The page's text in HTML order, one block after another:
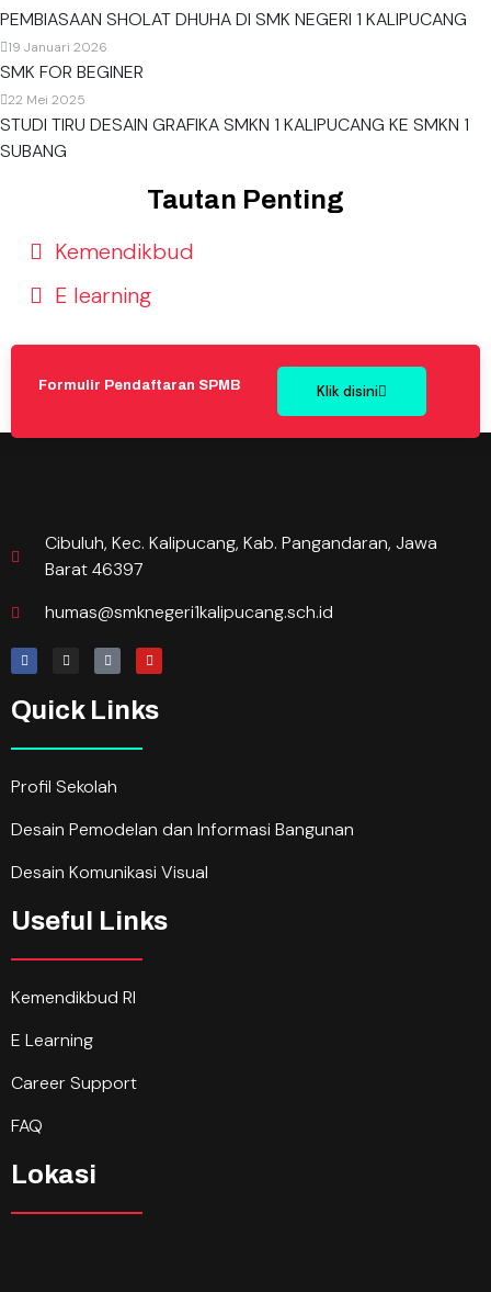
PEMBIASAAN SHOLAT DHUHA DI SMK NEGERI 1 KALIPUCANG
19 Januari 2026
SMK FOR BEGINER
22 Mei 2025
STUDI TIRU DESAIN GRAFIKA SMKN 1 KALIPUCANG KE SMKN 1
SUBANG
Tautan Penting
Kemendikbud
E learning
Formulir Pendaftaran SPMB Klik disini
Cibuluh, Kec. Kalipucang, Kab. Pangandaran, Jawa
Barat 46397
humas@smknegeri1kalipucang.sch.id
Quick Links
Profil Sekolah
Desain Pemodelan dan Informasi Bangunan
Desain Komunikasi Visual
Useful Links
Kemendikbud RI
E Learning
Career Support
FAQ
Lokasi